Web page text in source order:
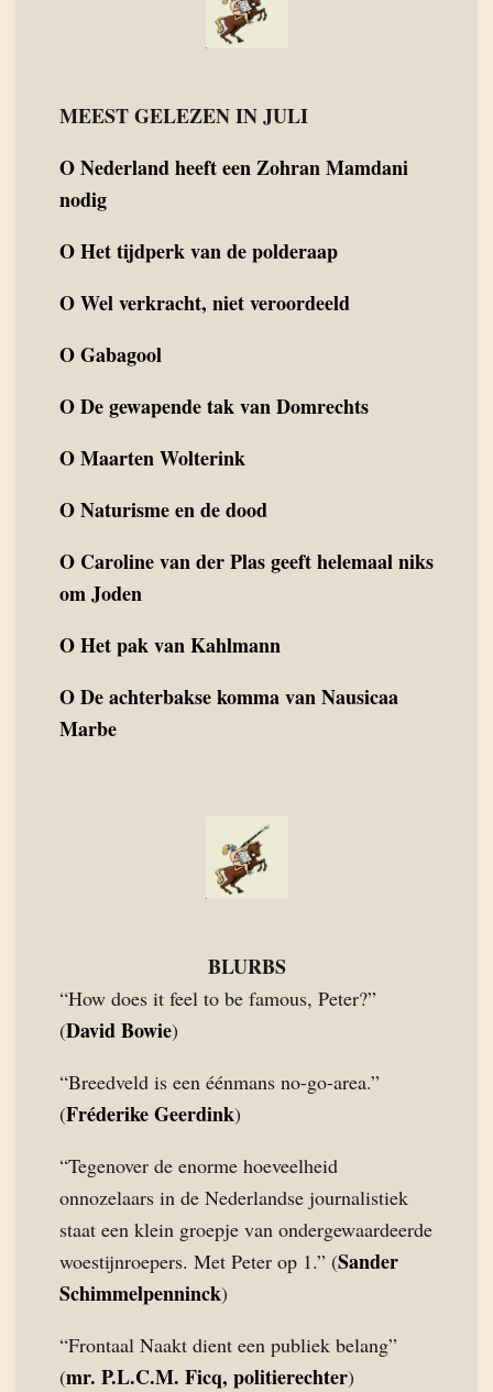
MEEST GELEZEN IN JULI
ONederland heeft een Zohran Mamdani
nodig
OHet tijdperk van de polderaap
OWel verkracht, niet veroordeeld
OGabagool
ODe gewapende tak van Domrechts
OMaarten Wolterink
ONaturisme en de dood
O Caroline van der Plas geeft helemaal niks
om Joden
OHet pak van Kahlmann
ODe achterbakse komma van Nausicaa
Marbe
BLURBS
“How does it feel to be famous, Peter?”
(David Bowie)
“Breedveld is een éénmans no-go-area.”
(Fréderike Geerdink)
“Tegenover de enorme hoeveelheid
onnozelaars in de Nederlandse journalistiek
staat een klein groepje van ondergewaardeerde
woestijnroepers. Met Peter op 1.” (Sander
Schimmelpenninck)
“Frontaal Naakt dient een publiek belang”
(mr. P.L.C.M. Ficq, politierechter)